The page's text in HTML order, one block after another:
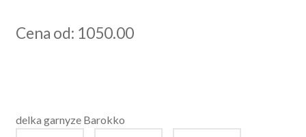
Cena od: 1050.00
delka garnyze Barokko